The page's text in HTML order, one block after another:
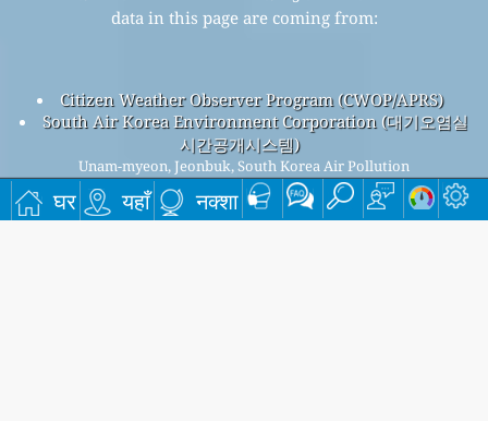
घर यहाँ नक्शा
data in this page are coming from:
Citizen Weather Observer Program (CWOP/APRS)
South Air Korea Environment Corporation (대기오염실
시간공개시스템)
Unam-myeon, Jeonbuk, South Korea Air Pollution
Unam-myeon, Jeonbuk overall air quality index is
59
Unam-myeon, Jeonbuk PM
(fine particulate matter) AQI is